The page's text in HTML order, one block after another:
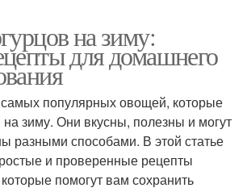
на зиму:
для домашнего
популярных овощей, которые
зиму. Они вкусны, полезны и могут
разными способами. В этой статье
и проверенные рецепты
которые помогут вам сохранить